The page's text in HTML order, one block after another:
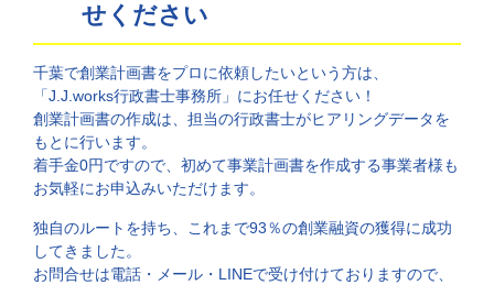
せください
千葉で創業計画書をプロに依頼したいという方は、
「J.J.works行政書士事務所」にお任せください！
創業計画書の作成は、担当の行政書士がヒアリングデータを
もとに行います。
着手金0円ですので、初めて事業計画書を作成する事業者様も
お気軽にお申込みいただけます。
独自のルートを持ち、これまで93％の創業融資の獲得に成功
してきました。
お問合せは電話・メール・LINEで受け付けておりますので、